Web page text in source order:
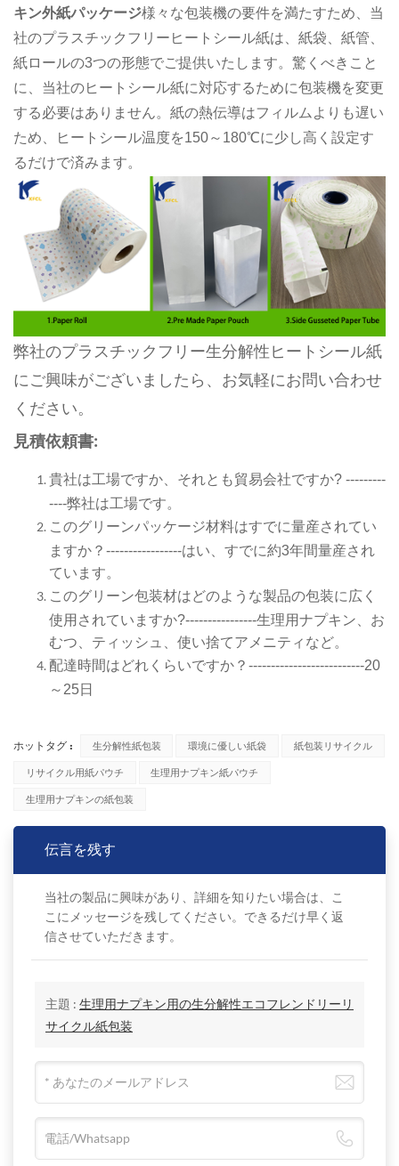
キン外紙パッケージ様々な包装機の要件を満たすため、当
社のプラスチックフリーヒートシール紙は、紙袋、紙管、
紙ロールの3つの形態でご提供いたします。驚くべきこと
に、当社のヒートシール紙に対応するために包装機を変更
する必要はありません。紙の熱伝導はフィルムよりも遅い
ため、ヒートシール温度を150～180℃に少し高く設定す
るだけで済みます。
弊社のプラスチックフリー生分解性ヒートシール紙
にご興味がございましたら、お気軽にお問い合わせ
ください。
見積依頼書:
貴社は工場ですか、それとも貿易会社ですか? ---------
----弊社は工場です。
このグリーンパッケージ材料はすでに量産されてい
ますか？-----------------はい、すでに約3年間量産され
ています。
このグリーン包装材はどのような製品の包装に広く
使用されていますか?----------------生理用ナプキン、お
むつ、ティッシュ、使い捨てアメニティなど。
配達時間はどれくらいですか？--------------------------20
～25日
ホットタグ : 生分解性紙包装 環境に優しい紙袋 紙包装リサイクル
リサイクル用紙パウチ 生理用ナプキン紙パウチ
生理用ナプキンの紙包装
伝言を残す
当社の製品に興味があり、詳細を知りたい場合は、こ
こにメッセージを残してください。できるだけ早く返
信させていただきます。
主題 : 生理用ナプキン用の生分解性エコフレンドリーリ
サイクル紙包装